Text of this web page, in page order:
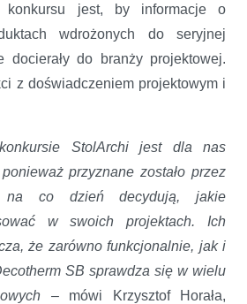
konkursu jest, by informacje o
wdrożonych do seryjnej
docierały do branży projektowej.
z doświadczeniem projektowym i
StolArchi jest dla nas
przyznane zostało przez
na co dzień decydują, jakie
w swoich projektach. Ich
że zarówno funkcjonalnie, jak i
SB sprawdza się w wielu
– mówi Krzysztof Horała,